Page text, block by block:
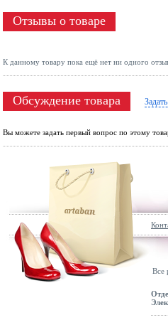
Отзывы о товаре
К данному товару пока ещё нет ни одного
Обсуждение товара
Вы можете задать первый вопрос по этому
Все